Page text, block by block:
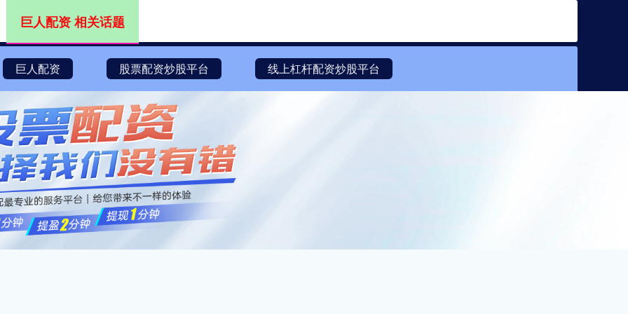
巨人配资 股票配资炒股平台 线上杠杆配资炒股平台
巨人配资 相关话题